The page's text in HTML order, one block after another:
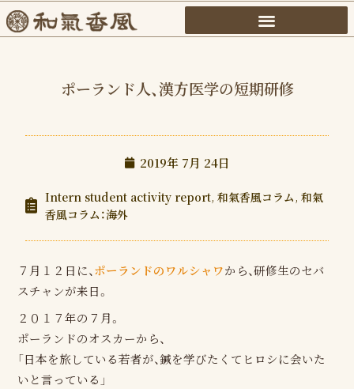
内
容
ポーランド人、漢方医学の短期研修
2019年 7月 24日
Intern student activity report,和氣香風コラム,和氣
香風コラム：海外
７月１２日に、ポーランドのワルシャワから、研修生のセバ
スチャンが来日。
２０１７年の７月。
ポーランドのオスカーから、
「日本を旅している若者が、鍼を学びたくてヒロシに会いた
いと言っている」